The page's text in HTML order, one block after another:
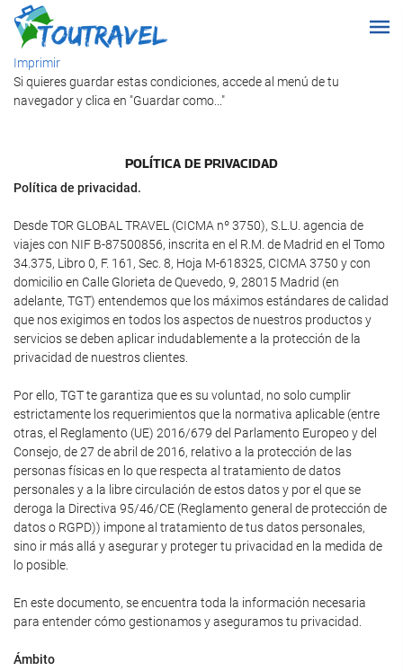
Imprimir
Si quieres guardar estas condiciones, accede al menú de tu
navegador y clica en "Guardar como..."
POLÍ­TICA DE PRIVACIDAD
Política de privacidad.
Desde TOR GLOBAL TRAVEL (CICMA nº 3750), S.L.U. agencia de
viajes con NIF B-87500856, inscrita en el R.M. de Madrid en el Tomo
34.375, Libro 0, F. 161, Sec. 8, Hoja M-618325, CICMA 3750 y con
domicilio en Calle Glorieta de Quevedo, 9, 28015 Madrid (en
adelante, TGT) entendemos que los máximos estándares de calidad
que nos exigimos en todos los aspectos de nuestros productos y
servicios se deben aplicar indudablemente a la protección de la
privacidad de nuestros clientes.
Por ello, TGT te garantiza que es su voluntad, no solo cumplir
estrictamente los requerimientos que la normativa aplicable (entre
otras, el Reglamento (UE) 2016/679 del Parlamento Europeo y del
Consejo, de 27 de abril de 2016, relativo a la protección de las
personas físicas en lo que respecta al tratamiento de datos
personales y a la libre circulación de estos datos y por el que se
deroga la Directiva 95/46/CE (Reglamento general de protección de
datos o RGPD)) impone al tratamiento de tus datos personales,
sino ir más allá y asegurar y proteger tu privacidad en la medida de
lo posible.
En este documento, se encuentra toda la información necesaria
para entender cómo gestionamos y aseguramos tu privacidad.
Ámbito